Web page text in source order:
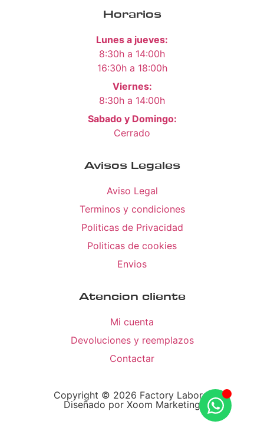
Horarios
Lunes a jueves:
8:30h a 14:00h
16:30h a 18:00h
Viernes:
8:30h a 14:00h
Sabado y Domingo:
Cerrado
Avisos Legales
Aviso Legal
Terminos y condiciones
Politicas de Privacidad
Politicas de cookies
Envios
Atencion cliente
Mi cuenta
Devoluciones y reemplazos
Contactar
Copyright © 2026 Factory Laboral
Diseñado por Xoom Marketing